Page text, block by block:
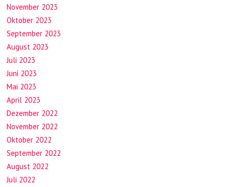
November 2023
Oktober 2023
September 2023
August 2023
Juli 2023
Juni 2023
Mai 2023
April 2023
Dezember 2022
November 2022
Oktober 2022
September 2022
August 2022
Juli 2022